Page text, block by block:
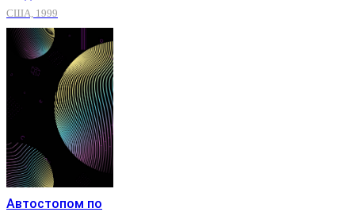
США, 1999
Автостопом по